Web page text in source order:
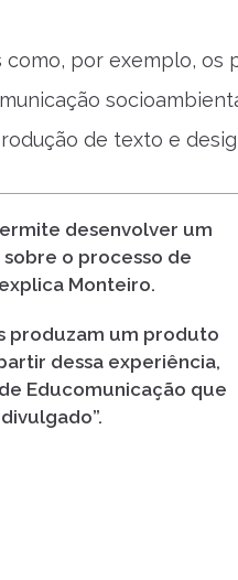
por exemplo, os
de texto e
desenvolver um
o processo de
Monteiro.
produzam um produto
dessa experiência,
Educomunicação que